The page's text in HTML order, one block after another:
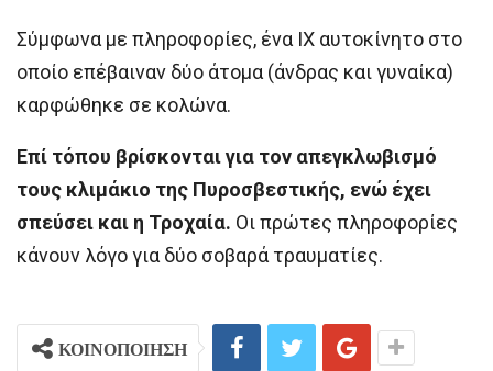
Σύμφωνα με πληροφορίες, ένα ΙΧ αυτοκίνητο στο
οποίο επέβαιναν δύο άτομα (άνδρας και γυναίκα)
καρφώθηκε σε κολώνα.
Επί τόπου βρίσκονται για τον απεγκλωβισμό
τους κλιμάκιο της Πυροσβεστικής, ενώ έχει
σπεύσει και η Τροχαία. Οι πρώτες πληροφορίες
κάνουν λόγο για δύο σοβαρά τραυματίες.
ΚΟΙΝΟΠΟΙΗΣΗ